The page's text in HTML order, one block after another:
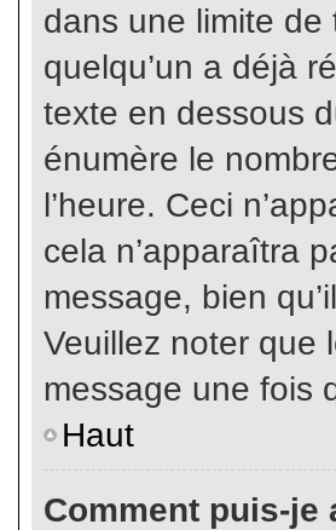
dans une limite
quelqu’un a déjà
texte en dessous
énumère le
l’heure. Ceci
cela n’apparaîtra
message, bien
Veuillez noter que
message une fois
Haut
Comment puis-je